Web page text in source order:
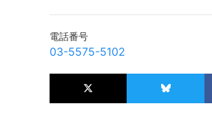
電話番号
03-5575-5102